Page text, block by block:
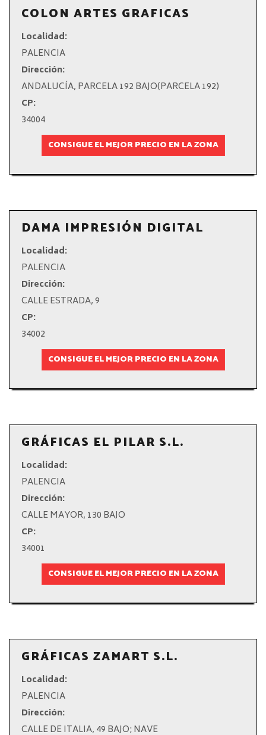
COLON ARTES GRAFICAS
Localidad:
PALENCIA
Dirección:
ANDALUCÍA, PARCELA 192 BAJO(PARCELA 192)
CP:
34004
CONSIGUE EL MEJOR PRECIO EN LA ZONA
DAMA IMPRESIÓN DIGITAL
Localidad:
PALENCIA
Dirección:
CALLE ESTRADA, 9
CP:
34002
CONSIGUE EL MEJOR PRECIO EN LA ZONA
GRÁFICAS EL PILAR S.L.
Localidad:
PALENCIA
Dirección:
CALLE MAYOR, 130 BAJO
CP:
34001
CONSIGUE EL MEJOR PRECIO EN LA ZONA
GRÁFICAS ZAMART S.L.
Localidad:
PALENCIA
Dirección:
CALLE DE ITALIA, 49 BAJO; NAVE